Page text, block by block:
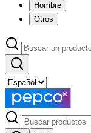
Hombre
Otros